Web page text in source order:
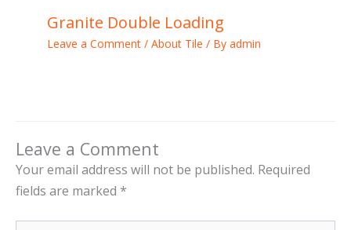
Granite Double Loading
Leave a Comment / About Tile / By admin
Leave a Comment
Your email address will not be published. Required
fields are marked *